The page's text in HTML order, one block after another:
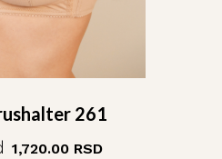
261
1,720.00 RSD